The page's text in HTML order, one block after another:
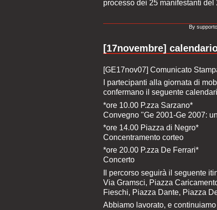
processo dei 25 manifestanti del
By
[17novembre]
[GE17nov07] Comunicato
I partecipanti alla giornata di
confermano il seguente
*ore 10.00 P.zza Sarzano*
Convegno "Ge 2001-Ge 2007:
*ore 14.00 Piazza di Negro*
Concentramento corteo
*ore 20.00 P.zza De Ferrari*
Concerto
Il percorso seguirà il seguente
Via Gramsci, Piazza
Fieschi, Piazza Dante, Piazza
Abbiamo lavorato, e